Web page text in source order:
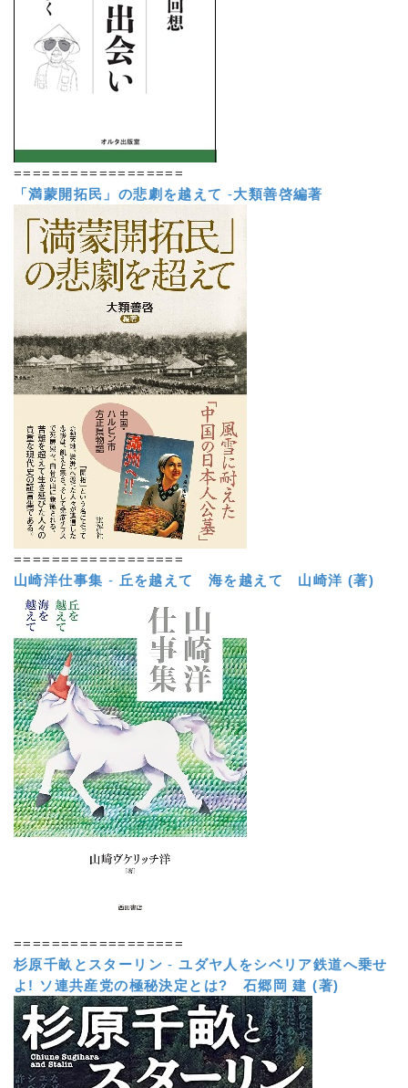
==================
「満蒙開拓民」の悲劇を越えて -大類善啓編著
==================
山崎洋仕事集 - 丘を越えて 海を越えて 山崎洋 (著)
==================
杉原千畝とスターリン -ユダヤ人をシベリア鉄道へ乗せ
よ! ソ連共産党の極秘決定とは?
石郷岡 建 (著)